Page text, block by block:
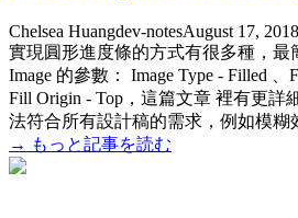
Chelsea Huangdev-notesAugust 17, 2018
實現圓形進度條的方式有很多種，最
Image 的參數： Image Type - Filled 、
Fill Origin - Top，這篇文章 裡有更詳
法符合所有設計稿的需求，例如模糊
→ もっと記事を読む